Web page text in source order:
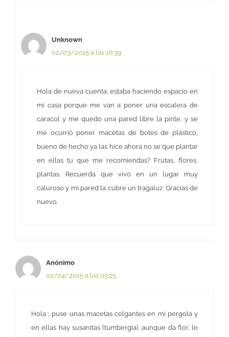
Unknown
02/03/2015 a las 16:39
Hola de nueva cuenta, estaba haciendo espacio en
mi casa porque me van a poner una escalera de
caracol y me quedo una pared libre la pinte, y se
me ocurrió poner macetas de botes de plástico,
bueno de hecho ya las hice ahora no se que plantar
en ellas tu que me recomiendas? Frutas, flores,
plantas. Recuerda que vivo en un lugar muy
caluroso y mi pared la cubre un tragaluz. Gracias de
nuevo.
Anónimo
02/04/2015 a las 03:25
Hola ; puse unas macetas colgantes en mi pergola y
en ellas hay susanitas (tumbergia), aunque da flor, le